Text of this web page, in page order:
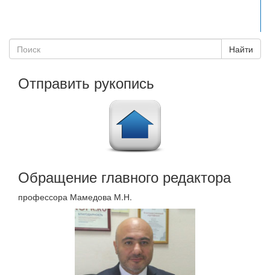
Отправить рукопись
Обращение главного редактора
профессора Мамедова М.Н.